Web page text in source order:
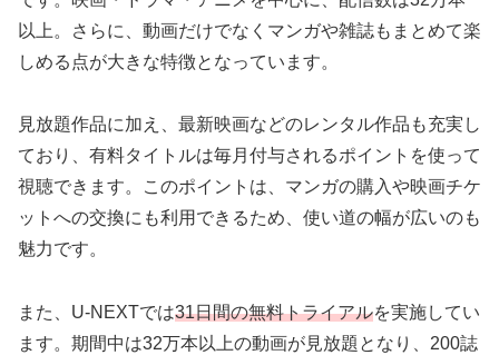
以上。さらに、動画だけでなくマンガや雑誌もまとめて楽
しめる点が大きな特徴となっています。
見放題作品に加え、最新映画などのレンタル作品も充実し
ており、有料タイトルは毎月付与されるポイントを使って
視聴できます。このポイントは、マンガの購入や映画チケ
ットへの交換にも利用できるため、使い道の幅が広いのも
魅力です。
また、U-NEXTでは31日間の無料トライアルを実施してい
ます。期間中は32万本以上の動画が見放題となり、200誌